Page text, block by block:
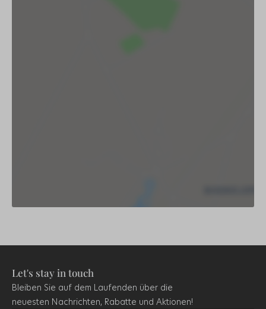
Let's stay in touch
Bleiben Sie auf dem Laufenden über die
neuesten Nachrichten, Rabatte und Aktionen!